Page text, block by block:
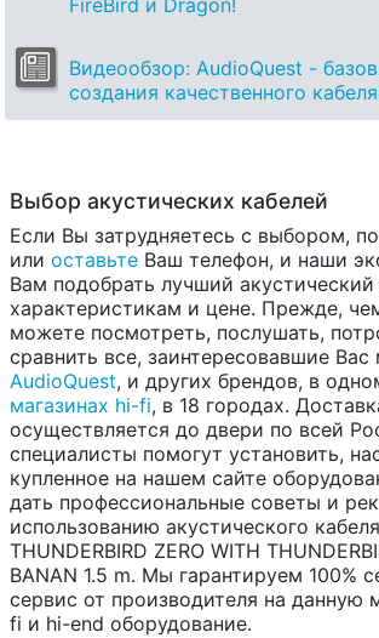
FireBird и Dragon!
Видеообзор: AudioQuest -
создания качественного
Выбор акустических кабелей
Если Вы затрудняетесь с выбором,
или оставьте Ваш телефон, и наши
Вам подобрать лучший акустический
характеристикам и цене. Прежде,
можете посмотреть, послушать,
сравнить все, заинтересовавшие Вас
AudioQuest, и других брендов, в
магазинах hi-fi, в 18 городах.
осуществляется до двери по всей
специалисты помогут установить,
купленное на нашем сайте
дать профессиональные советы и
использованию акустического
THUNDERBIRD ZERO WITH
BANAN 1.5 m. Мы гарантируем 100%
сервис от производителя на данную
fi и hi-end оборудование.